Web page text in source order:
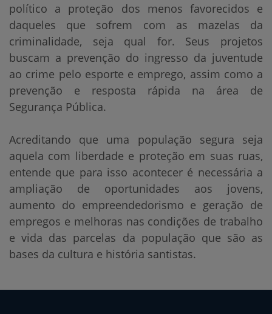
político a proteção dos menos favorecidos e
daqueles que sofrem com as mazelas da
criminalidade, seja qual for. Seus projetos
buscam a prevenção do ingresso da juventude
ao crime pelo esporte e emprego, assim como a
prevenção e resposta rápida na área de
Segurança Pública.
Acreditando que uma população segura seja
aquela com liberdade e proteção em suas ruas,
entende que para isso acontecer é necessária a
ampliação de oportunidades aos jovens,
aumento do empreendedorismo e geração de
empregos e melhoras nas condições de trabalho
e vida das parcelas da população que são as
bases da cultura e história santistas.